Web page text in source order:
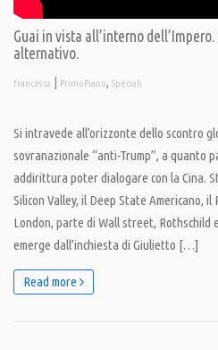
Guai in vista all’interno
alternativo.
francesca | PrimoPiano, Speciali
Si intravede all’orizzonte dello scontro
sovranazionale “anti-Trump”, a quanto
addirittura poter dialogare con la Cina.
Silicon Valley, il Deep State Americano,
London, parte di Wall street,
emerge dall’inchiesta di Giulietto […]
Read more